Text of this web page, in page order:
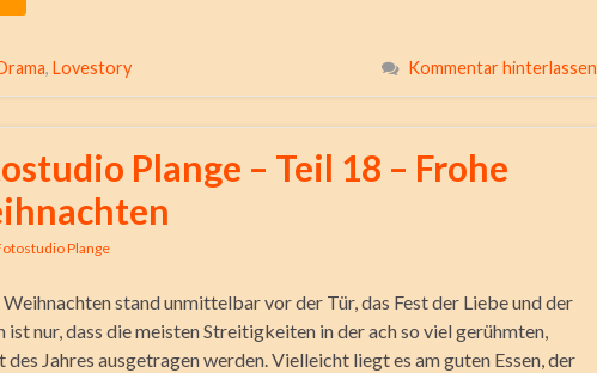
, Lovestory Kommentar hinterlassen
Plange – Teil 18 – Frohe
Plange
Weihnachten stand unmittelbar vor der Tür, das Fest der Liebe und der
ist nur, dass die meisten Streitigkeiten in der ach so viel gerühmten,
des Jahres ausgetragen werden. Vielleicht liegt es am guten Essen, der